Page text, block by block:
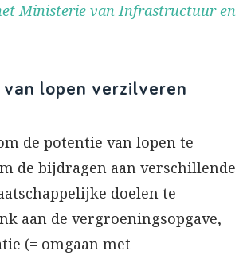
Ministerie van Infrastructuur en
lopen verzilveren
de potentie van lopen te
de bijdragen aan verschillende
doelen te
aan de vergroeningsopgave,
(= omgaan met